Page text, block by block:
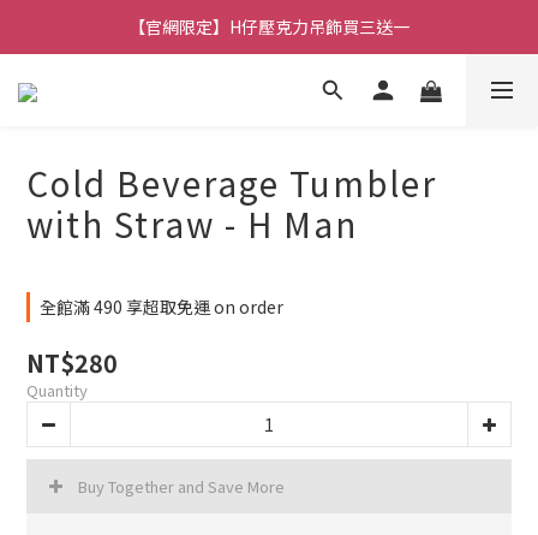
🚚 全館消費滿 $490 超取免運
🚚 全館消費滿 $490 超取免運
Cold Beverage Tumbler
with Straw - H Man
全館滿 490 享超取免運 on order
NT$280
Quantity
Buy Together and Save More